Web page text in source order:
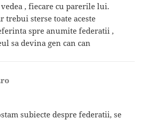
, fiecare cu parerile lui.
trebui sterse toate aceste
spre anumite federatii ,
sa devina gen can can
subiecte despre federatii, se